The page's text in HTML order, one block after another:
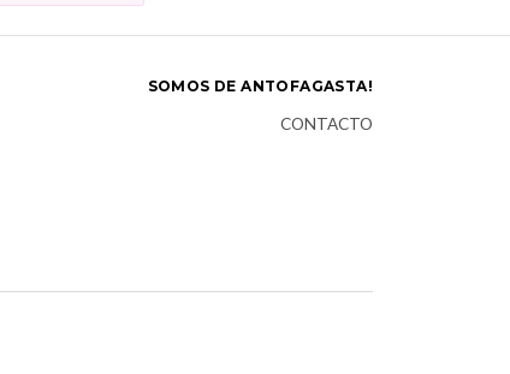
SOMOS DE ANTOFAGASTA!
CONTACTO